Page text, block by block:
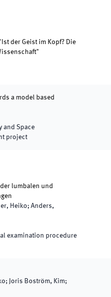
der Geist im Kopf? Die
a model based
and Space
project
lumbalen und
Heiko; Anders,
examination procedure
Joris Boström, Kim;